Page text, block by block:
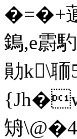
�=�+
鵭,e霨
勛k\聏
矪